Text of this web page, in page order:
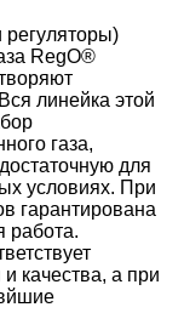
RegO®
линейка этой
газа,
для
условиях. При
гарантирована
работа.
качества, а при